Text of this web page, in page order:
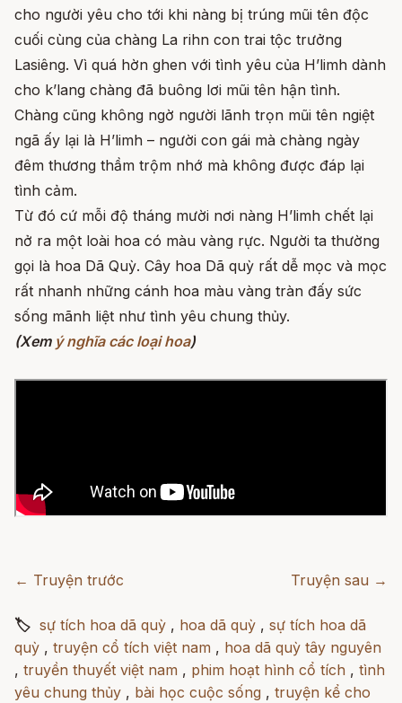
cho người yêu cho tới khi nàng bị trúng mũi tên độc
cuối cùng của chàng La rihn con trai tộc trưởng
Lasiêng. Vì quá hờn ghen với tình yêu của H’limh dành
cho k’lang chàng đã buông lơi mũi tên hận tình.
Chàng cũng không ngờ người lãnh trọn mũi tên ngiệt
ngã ấy lại là H’limh – người con gái mà chàng ngày
đêm thương thầm trộm nhớ mà không được đáp lại
tình cảm.
Từ đó cứ mỗi độ tháng mười nơi nàng H’limh chết lại
nở ra một loài hoa có màu vàng rực. Người ta thường
gọi là hoa Dã Quỳ. Cây hoa Dã quỳ rất dễ mọc và mọc
rất nhanh những cánh hoa màu vàng tràn đấy sức
sống mãnh liệt như tình yêu chung thủy.
(Xem ý nghĩa các loại hoa)
← Truyện trước Truyện sau →
🏷 sự tích hoa dã quỳ , hoa dã quỳ , sự tích hoa dã
quỳ , truyện cổ tích việt nam , hoa dã quỳ tây nguyên
, truyền thuyết việt nam , phim hoạt hình cổ tích , tình
yêu chung thủy , bài học cuộc sống , truyện kể cho